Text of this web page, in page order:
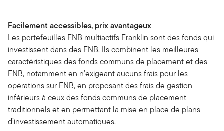
Facilement accessibles, prix avantageux
Les portefeuilles FNB multiactifs Franklin sont des fonds qui
investissent dans des FNB. Ils combinent les meilleures
caractéristiques des fonds communs de placement et des
FNB, notamment en n’exigeant aucuns frais pour les
opérations sur FNB, en proposant des frais de gestion
inférieurs à ceux des fonds communs de placement
traditionnels et en permettant la mise en place de plans
d’investissement automatiques.